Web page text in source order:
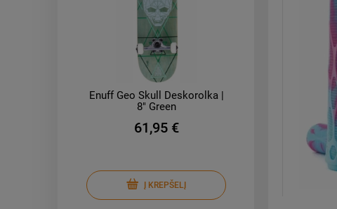
Enuff Geo Skull Deskorolka |
8" Green
61,95 €
Į KREPŠELĮ